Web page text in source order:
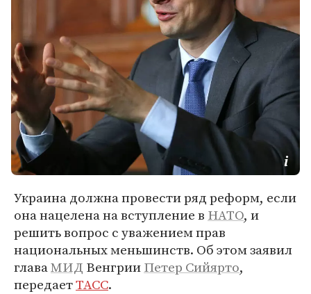
Украина должна провести ряд реформ, если
она нацелена на вступление в НАТО, и
решить вопрос с уважением прав
национальных меньшинств. Об этом заявил
главаМИД ВенгрииПетер Сийярто,
передаетТАСС.